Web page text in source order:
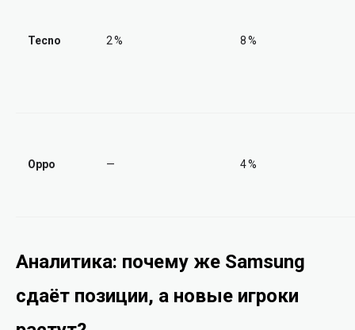
Tecno 2 % 8 %
Oppo — 4 %
Аналитика: почему же Samsung
сдаёт позиции, а новые игроки